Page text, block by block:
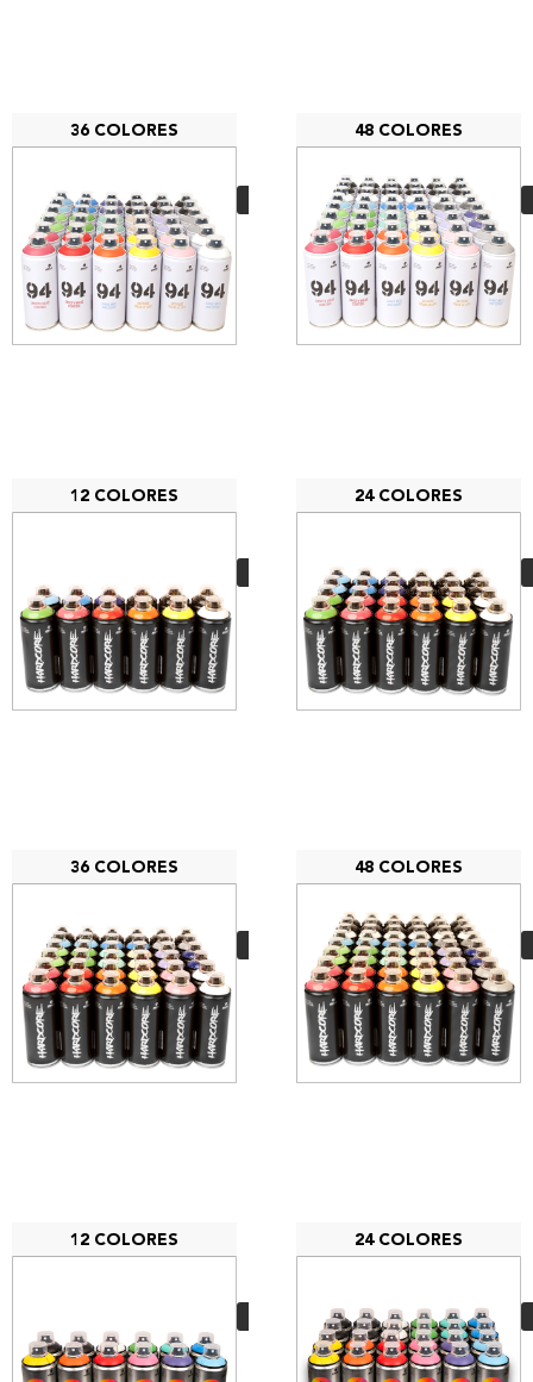
36 COLORES
PACK 36 MTN 94
VER MÁS
48 COLORES
12 COLORES
PACK 12 MTN
VER MÁS
24 COLORES
36 COLORES
PACK 36 MTN
VER MÁS
48 COLORES
12 COLORES
PACK 12 Water
VER MÁS
24 COLORES